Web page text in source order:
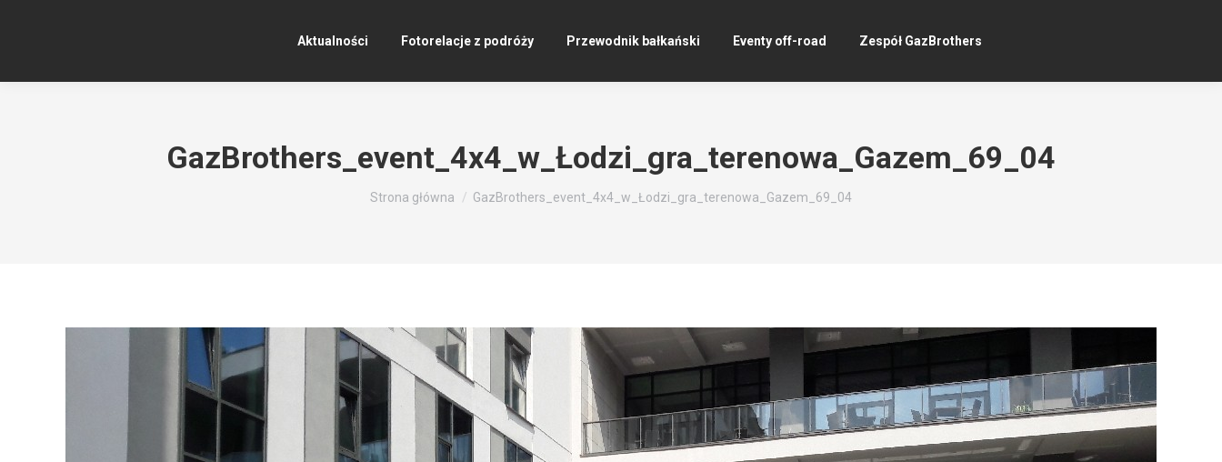
Aktualności Fotorelacje z podróży Przewodnik bałkański Eventy off-road Zespół GazBrothers
GazBrothers_event_4x4_w_Łodzi_gra_terenowa_Gazem_69_04
Jesteś tutaj:
Strona główna GazBrothers_event_4x4_w_Łodzi_gra_terenowa_Gazem_69_04